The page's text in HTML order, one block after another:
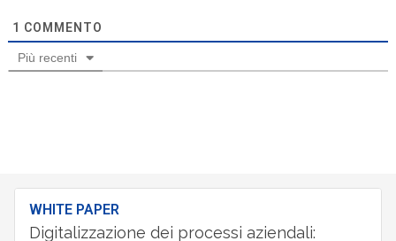
1 COMMENTO
Più recenti
WHITE PAPER
Digitalizzazione dei processi aziendali: